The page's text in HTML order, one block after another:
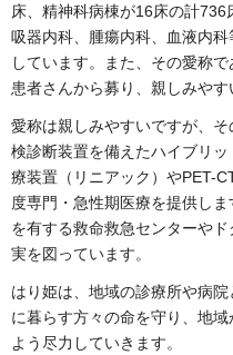
床、精神科病棟が16床の計
吸器内科、腫瘍内科、血液内
しています。また、その愛称
患者さんから募り、親しみやす
愛称は親しみやすいですが、
検診断装置を備えたハイブリ
療装置（リニアック）やPET-
度専門・急性期医療を提供し
を有する救命救急センターや
実を図っています。
はり姫は、地域の診療所や病
に暮らす方々の命を守り、地
よう尽力していきます。